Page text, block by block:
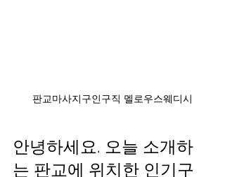
판교마사지구인구직 멜로우스웨디시
안녕하세요. 오늘 소개하
는 판교에 위치한 인기구